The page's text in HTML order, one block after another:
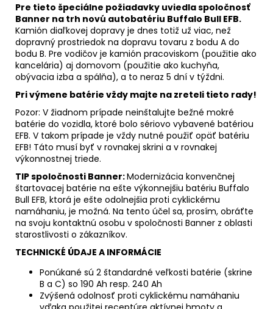
Pre tieto špeciálne požiadavky uviedla spoločnosť
Banner na trh novú autobatériu Buffalo Bull EFB.
Kamión diaľkovej dopravy je dnes totiž už viac, než
dopravný prostriedok na dopravu tovaru z bodu A do
bodu B. Pre vodičov je kamión pracoviskom (použitie ako
kancelária) aj domovom (použitie ako kuchyňa,
obývacia izba a spálňa), a to neraz 5 dní v týždni.
Pri výmene batérie vždy majte na zreteli tieto rady!
Pozor: V žiadnom prípade neinštalujte bežné mokré
batérie do vozidla, ktoré bolo sériovo vybavené batériou
EFB. V takom prípade je vždy nutné použiť opäť batériu
EFB! Táto musí byť v rovnakej skrini a v rovnakej
výkonnostnej triede.
TIP spoločnosti Banner:Modernizácia konvenčnej
štartovacej batérie na ešte výkonnejšiu batériu Buffalo
Bull EFB, ktorá je ešte odolnejšia proti cyklickému
namáhaniu, je možná. Na tento účel sa, prosím, obráťte
na svoju kontaktnú osobu v spoločnosti Banner z oblasti
starostlivosti o zákazníkov.
TECHNICKÉ ÚDAJE A INFORMÁCIE
Ponúkané sú 2 štandardné veľkosti batérie (skrine
B a C) so 190 Ah resp. 240 Ah
Zvýšená odolnosť proti cyklickému namáhaniu